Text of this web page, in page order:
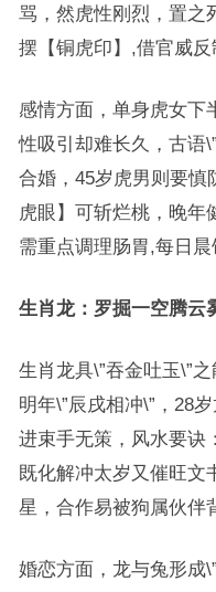
骂，然虎性刚烈，置之
摆【铜虎印】,借官威反
感情方面，单身虎女下
性吸引却难长久，古语
合婚，45岁虎男则要慎
虎眼】可斩烂桃，晚年
需重点调理肠胃,每日晨
生肖龙：罗掘一空腾云
生肖龙具\”吞金吐玉\”
明年\”辰戌相冲\”，28
进束手无策，风水要诀
既化解冲太岁又催旺文
星，合作易被狗属伙伴
婚恋方面，龙与兔形成